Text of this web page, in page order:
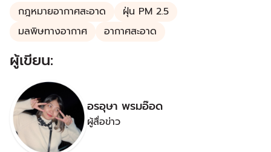
กฎหมายอากาศสะอาด
ฝุ่น PM 2.5
มลพิษทางอากาศ
อากาศสะอาด
ผู้เขียน:
อรอุษา พรมอ๊อด
ผู้สื่อข่าว